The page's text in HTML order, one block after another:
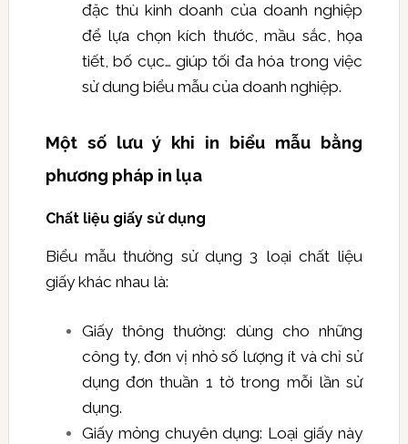
đặc thù kinh doanh của doanh nghiệp
để lựa chọn kích thước, mầu sắc, họa
tiết, bố cục… giúp tối đa hóa trong việc
sử dung biểu mẫu của doanh nghiệp.
Một số lưu ý khi in biểu mẫu bằng
phương pháp in lụa
Chất liệu giấy sử dụng
Biểu mẫu thường sử dụng 3 loại chất liệu
giấy khác nhau là:
Giấy thông thường: dùng cho những
công ty, đơn vị nhỏ số lượng ít và chỉ sử
dụng đơn thuần 1 tờ trong mỗi lần sử
dụng.
Giấy mỏng chuyên dụng: Loại giấy này